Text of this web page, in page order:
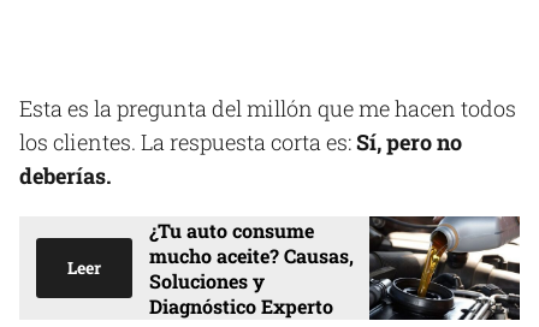
Esta es la pregunta del millón que me hacen todos
los clientes. La respuesta corta es:Sí, pero no
deberías.
Leer
¿Tu auto consume
mucho aceite? Causas,
Soluciones y
Diagnóstico Experto